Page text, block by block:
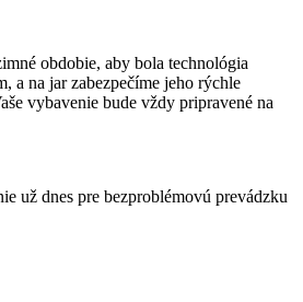
obdobie, aby bola technológia
a na jar zabezpečíme jeho rýchle
vybavenie bude vždy pripravené na
už dnes pre bezproblémovú prevádzku